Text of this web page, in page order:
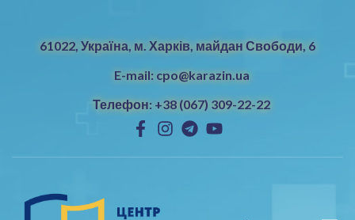
61022, Україна, м. Харків, майдан Свободи, 6
E-mail: cpo@karazin.ua
Телефон: +38 (067) 309-22-22